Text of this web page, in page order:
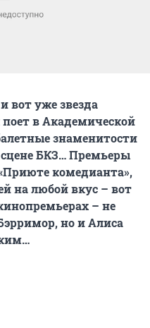
вот уже звезда
в Академической
знаменитости
БКЗ… Премьеры
комедианта»,
на любой вкус – вот
– не
но и Алиса